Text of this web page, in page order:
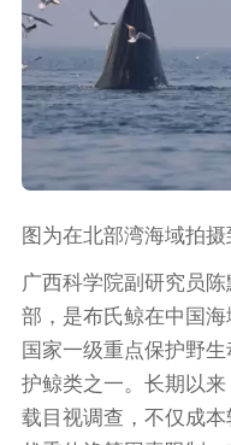
图为在北部湾海域拍摄
广西科学院副研究员
部，是布氏鲸在中国
国家一级重点保护野
护鲸类之一。长期以
载目视调查，不仅成